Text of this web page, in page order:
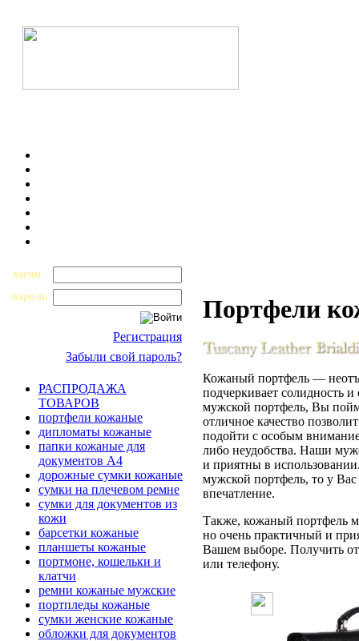
логин
пароль
Регистрация
Забыли свой пароль?
РАСПРОДАЖА
ТОВАРОВ
портфели кожаные
дипломаты кожаные
папки кожаные для
документов А4
дорожные сумки кожаные
сумки на плечевом ремне
сумки для документов из
кожи
барсетки кожаные
планшеты кожаные
портмоне, кошельки и
клатчи
ремни кожаные мужские
портпледы кожаные
сумки женские кожаные
обложки для документов
Портфели
Кожаный портфель —
подчеркивает солидность
мужской портфель, Вы
отличное качество
подойти с особым
либо неудобства. Наши
и приятны в
мужской портфель, то у Вас
впечатление.
Также, кожаный портфель
но очень практичный и
Вашем выборе. Получить
или телефону.